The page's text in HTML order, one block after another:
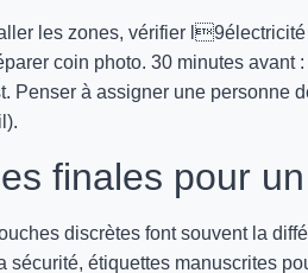
les zones, vérifier
coin photo. 30 minutes
Penser à assigner une personne
finales pour
discrètes font souvent la
sécurité, étiquettes manuscrites